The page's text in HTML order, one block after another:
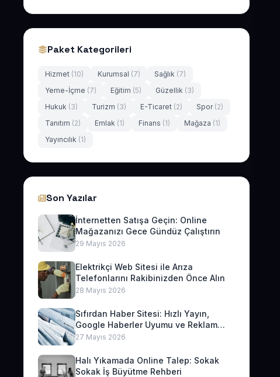
Paket Kategorileri
Hizmet (10) Kurumsal (7) Sağlık (7)
Yeme-İçme (7) Eğitim (5) Güzellik (3)
Hukuk (3) Turizm (3) E-Ticaret (2) Spor (2)
Tanıtım (2) Emlak (1) Finans (1) Mağaza (1)
Yayıncılık (1)
Son Yazılar
İnternetten Satışa Geçin: Online
Mağazanızı Gece Gündüz Çalıştırın
29 Mayıs 2026
Elektrikçi Web Sitesi ile Arıza
Telefonlarını Rakibinizden Önce Alın
28 Mayıs 2026
Sıfırdan Haber Sitesi: Hızlı Yayın,
Google Haberler Uyumu ve Reklam
Geliri
27 Mayıs 2026
Halı Yıkamada Online Talep: Sokak
Sokak İş Büyütme Rehberi